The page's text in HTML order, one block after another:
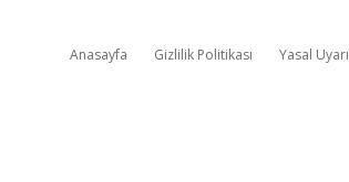
Anasayfa Gizlilik Politikası Yasal Uyarı